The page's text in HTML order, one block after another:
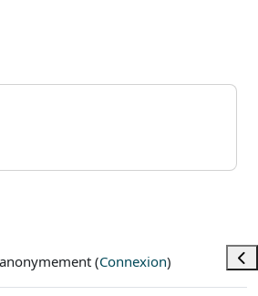
(Connexion)